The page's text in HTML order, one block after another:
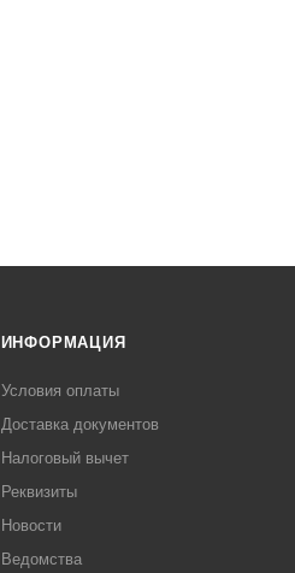
ИНФОРМАЦИЯ
Условия оплаты
Доставка документов
Налоговый вычет
Реквизиты
Новости
Ведомства